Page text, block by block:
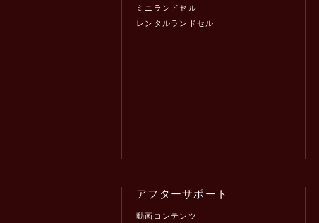
ミニランドセル
レンタルランドセル
アフターサポート
動画コンテンツ